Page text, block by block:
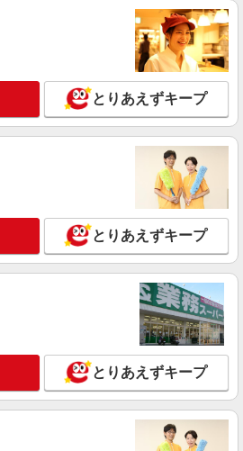
トバンク】の店舗スタッフ
1500円〜1800円（経験・能力による） ※
給 ★交通費別途支給（規定あり） ゜
○。・゜+゜・。○。・゜+゜ 入社祝い金10
を紹介頂くと, インセンテ
払い・週払い可能（規程
・。○。・゜+゜・。○。・゜+゜
県津市のsoftbankショップ
詳細を見る
1300円〜1400円（経験・能力による） ※
給 ★交通費別途支給（規定あり） ゜
。・゜+゜・。○。・゜+゜ 入社祝い金10
を紹介頂くと, インセンテ
払い・週払い可能（規程
・。○。・゜+゜・。○。・゜+゜
県津市のauショップ
詳細を見る
帯販売【エーユー】
273200円〜 ※残業手当別途支給 ※研修期
時給1550円〜 ★交通費別途支給（規定
とりあえずキープ
とりあえずキープ
とりあえずキープ